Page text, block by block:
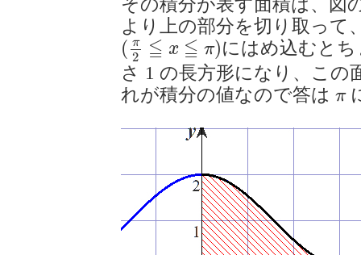
その積分が表す面積は、図
より上の部分を切り取って
( π
2 ≦ x ≦ π)
(π2 ≦x≦π)
にはめ込むと
さ 1 の長方形になり、この
れが積分の値なので答は π
π